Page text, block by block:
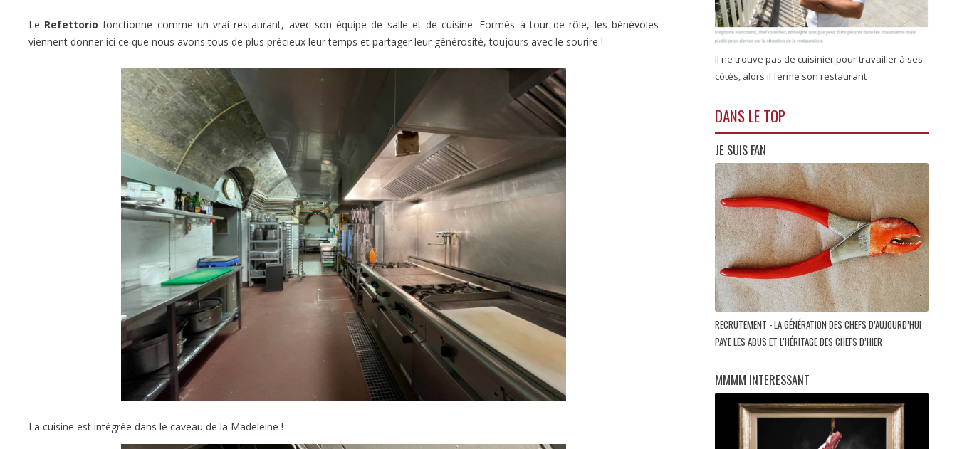
Le Refettorio fonctionne comme un vrai restaurant, avec son équipe de salle et de cuisine. Formés à tour de rôle, les bénévoles
viennent donner ici ce que nous avons tous de plus précieux leur temps et partager leur générosité, toujours avec le sourire !
La cuisine est intégrée dans le caveau de la Madeleine !
Il ne trouve pas de cuisinier pour travailler à ses
côtés, alors il ferme son restaurant
DANS LE TOP
JE SUIS FAN
RECRUTEMENT - LA GÉNÉRATION DES CHEFS D’AUJOURD’HUI
PAYE LES ABUS ET L'HÉRITAGE DES CHEFS D’HIER
MMMM INTERESSANT